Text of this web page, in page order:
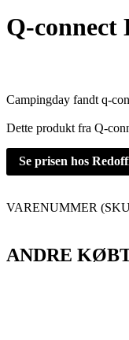
Q-connect
Campingday fandt q-
Dette produkt fra Q-
Se prisen hos
VARENUMMER
ANDRE